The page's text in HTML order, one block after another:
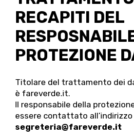
RECAPITI DEL
PROTEZIONE
Titolare del trattamento dei
è fareverde.it.
Il responsabile della
essere contattato all’indirizzo
segreteria@fareverde.it